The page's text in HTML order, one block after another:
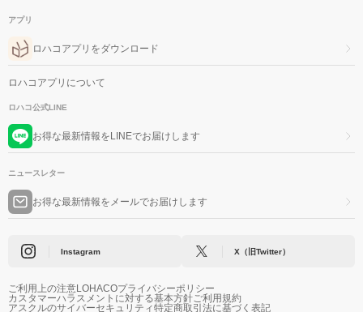
アプリ
ロハコアプリをダウンロード
ロハコアプリについて
ロハコ公式LINE
お得な最新情報をLINEでお届けします
ニュースレター
お得な最新情報をメールでお届けします
Instagram X（旧Twitter）
ご利用上の注意LOHACOプライバシーポリシー
カスタマーハラスメントに対する基本方針ご利用規約
アスクルのサイバーセキュリティ特定商取引法に基づく表記